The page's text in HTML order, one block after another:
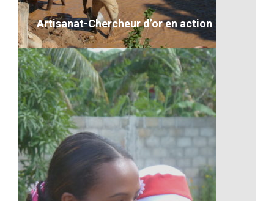
VOIR LE DÉTAIL
Artisanat-Chercheur d’or en action